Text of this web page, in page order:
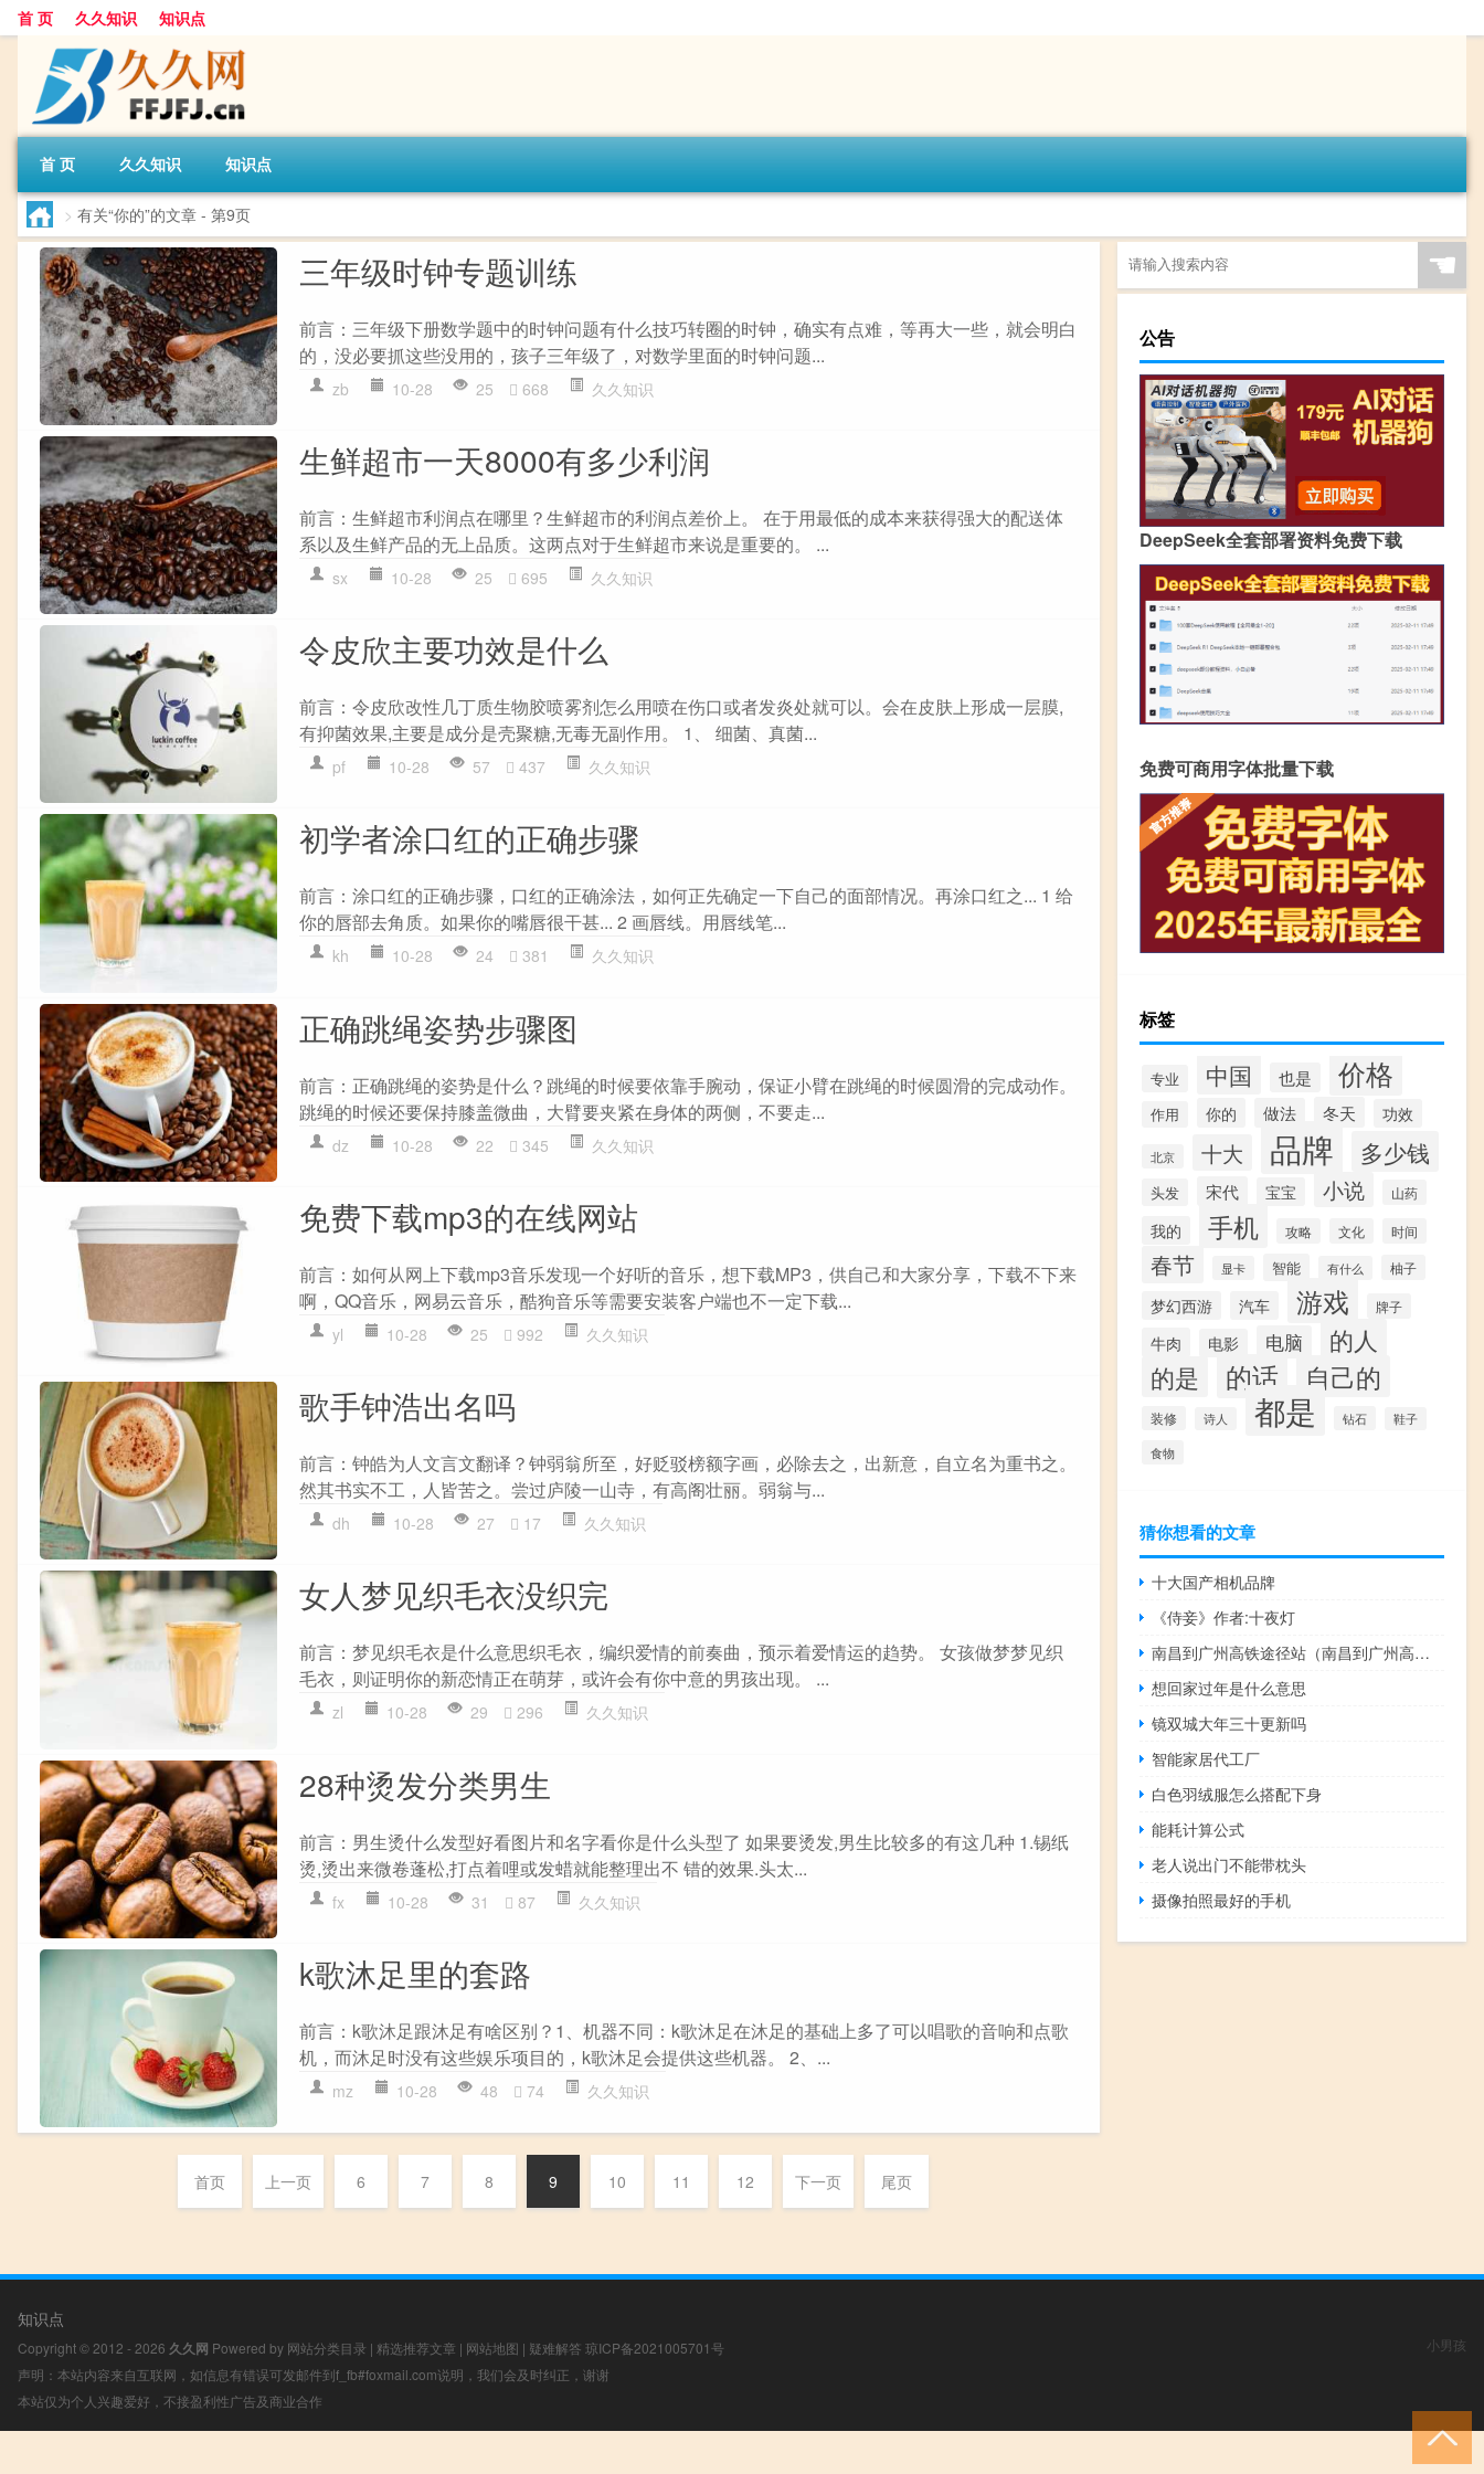
首 页 久久知识 知识点
首 页 久久知识 知识点
> 有关“你的”的文章 - 第9页
三年级时钟专题训练
前言：三年级下册数学题中的时钟问题有什么技巧转圈的时钟，确实有点难，等再大一些，就会明白
的，没必要抓这些没用的，孩子三年级了，对数学里面的时钟问题...
zb 10-28 25 668 久久知识
生鲜超市一天8000有多少利润
前言：生鲜超市利润点在哪里？生鲜超市的利润点差价上。 在于用最低的成本来获得强大的配送体
系以及生鲜产品的无上品质。这两点对于生鲜超市来说是重要的。 ...
sx 10-28 25 695 久久知识
令皮欣主要功效是什么
前言：令皮欣改性几丁质生物胶喷雾剂怎么用喷在伤口或者发炎处就可以。会在皮肤上形成一层膜,
有抑菌效果,主要是成分是壳聚糖,无毒无副作用。 1、 细菌、真菌...
pf 10-28 57 437 久久知识
初学者涂口红的正确步骤
前言：涂口红的正确步骤，口红的正确涂法，如何正先确定一下自己的面部情况。再涂口红之... 1 给
你的唇部去角质。如果你的嘴唇很干甚... 2 画唇线。用唇线笔...
kh 10-28 24 381 久久知识
正确跳绳姿势步骤图
前言：正确跳绳的姿势是什么？跳绳的时候要依靠手腕动，保证小臂在跳绳的时候圆滑的完成动作。
跳绳的时候还要保持膝盖微曲，大臂要夹紧在身体的两侧，不要走...
dz 10-28 22 345 久久知识
免费下载mp3的在线网站
前言：如何从网上下载mp3音乐发现一个好听的音乐，想下载MP3，供自己和大家分享，下载不下来
啊，QQ音乐，网易云音乐，酷狗音乐等需要安装客户端也不一定下载...
yl 10-28 25 992 久久知识
歌手钟浩出名吗
前言：钟皓为人文言文翻译？钟弱翁所至，好贬驳榜额字画，必除去之，出新意，自立名为重书之。
然其书实不工，人皆苦之。尝过庐陵一山寺，有高阁壮丽。弱翁与...
dh 10-28 27 17 久久知识
女人梦见织毛衣没织完
前言：梦见织毛衣是什么意思织毛衣，编织爱情的前奏曲，预示着爱情运的趋势。 女孩做梦梦见织
毛衣，则证明你的新恋情正在萌芽，或许会有你中意的男孩出现。 ...
zl 10-28 29 296 久久知识
28种烫发分类男生
前言：男生烫什么发型好看图片和名字看你是什么头型了 如果要烫发,男生比较多的有这几种 1.锡纸
烫,烫出来微卷蓬松,打点着哩或发蜡就能整理出不 错的效果.头太...
fx 10-28 31 87 久久知识
k歌沐足里的套路
前言：k歌沐足跟沐足有啥区别？1、机器不同：k歌沐足在沐足的基础上多了可以唱歌的音响和点歌
机，而沐足时没有这些娱乐项目的，k歌沐足会提供这些机器。 2、...
mz 10-28 48 74 久久知识
首页 上一页 6 7 8 9 10 11 12 下一页 尾页
☚
公告
DeepSeek全套部署资料免费下载
免费可商用字体批量下载
标签
专业 中国 也是 价格
作用 你的 做法 冬天 功效
北京 十大 品牌 多少钱
头发 宋代 宝宝 小说 山药
我的 手机 攻略 文化 时间
春节 显卡 智能 有什么 柚子
梦幻西游 汽车 游戏 牌子
牛肉 电影 电脑
的人
的是
的话 自己的
装修 诗人 都是 钻石 鞋子
食物
猜你想看的文章
十大国产相机品牌
《侍妾》作者:十夜灯
南昌到广州高铁途径站（南昌到广州高铁）
想回家过年是什么意思
镜双城大年三十更新吗
智能家居代工厂
白色羽绒服怎么搭配下身
能耗计算公式
老人说出门不能带枕头
摄像拍照最好的手机
知识点
Copyright © 2012 - 2026 久久网 Powered by 网站分类目录 | 精选推荐文章 | 网站地图 | 疑难解答 琼ICP备2021005701号
声明：本站内容来自互联网，如信息有错误可发邮件到f_fb#foxmail.com说明，我们会及时纠正，谢谢
本站仅为个人兴趣爱好，不接盈利性广告及商业合作
小男孩